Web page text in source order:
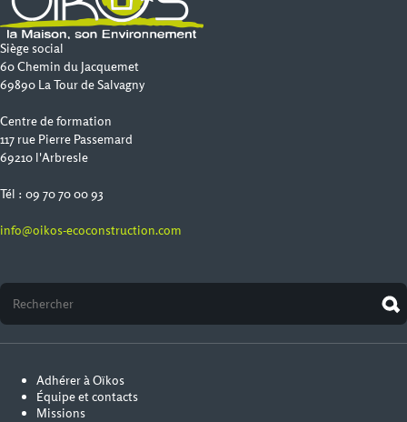
Siège social
60 Chemin du Jacquemet
69890 La Tour de Salvagny
Centre de formation
117 rue Pierre Passemard
69210 l'Arbresle
Tél : 09 70 70 00 93
info@oikos-ecoconstruction.com
Adhérer à Oïkos
Équipe et contacts
Missions